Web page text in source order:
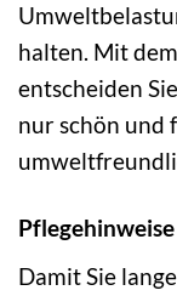
halten. Mit
entscheiden
nur schön und
Damit Sie